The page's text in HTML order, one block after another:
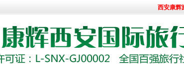
西安康辉